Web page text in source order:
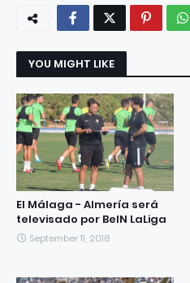
YOU MIGHT LIKE
El Málaga - Almería será
televisado por BeIN LaLiga
September 11, 2018